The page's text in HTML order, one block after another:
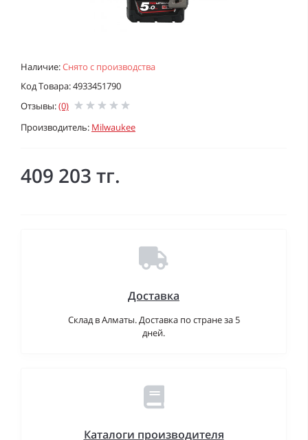
Наличие:Снято с производства
Код Товара: 4933451790
Отзывы:(0)
Производитель: Milwaukee
409 203 тг.
Доставка
Склад в Алматы. Доставка по стране за 5
дней.
Каталоги производителя